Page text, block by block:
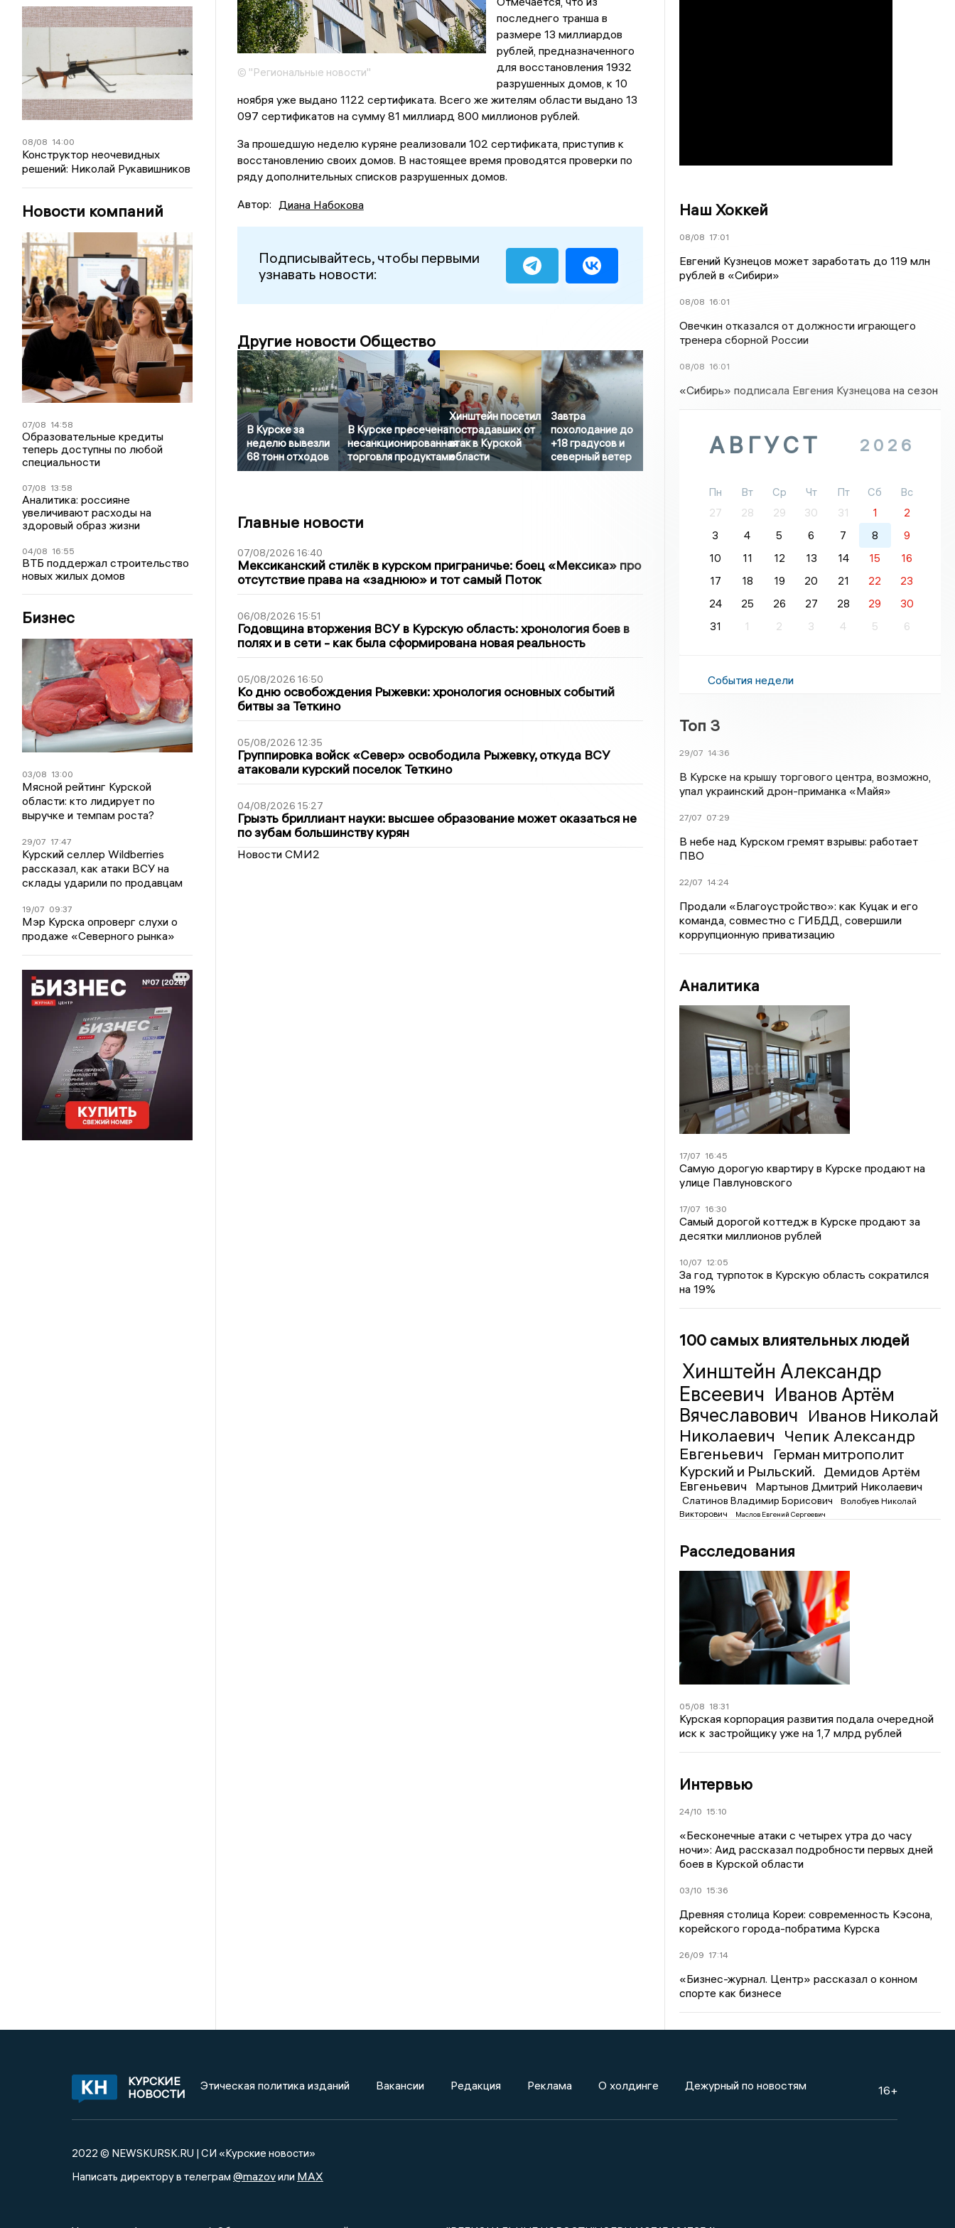
08/08 14:00
Конструктор неочевидных
решений: Николай Рукавишников
Новости компаний
07/08 14:58
Образовательные кредиты
теперь доступны по любой
специальности
07/08 13:58
Аналитика: россияне
увеличивают расходы на
здоровый образ жизни
04/08 16:55
ВТБ поддержал строительство
новых жилых домов
Бизнес
03/08 13:00
Мясной рейтинг Курской
области: кто лидирует по
выручке и темпам роста?
29/07 17:47
Курский селлер Wildberries
рассказал, как атаки ВСУ на
склады ударили по продавцам
19/07 09:37
Мэр Курска опроверг слухи о
продаже «Северного рынка»
© "Региональные новости"
последнего транша в
размере 13 миллиардов
рублей, предназначенного
для восстановления 1932
разрушенных домов, к 10
ноября уже выдано 1122 сертификата. Всего же жителям области выдано 13
097 сертификатов на сумму 81 миллиард 800 миллионов рублей.
За прошедшую неделю куряне реализовали 102 сертификата, приступив к
восстановлению своих домов. В настоящее время проводятся проверки по
ряду дополнительных списков разрушенных домов.
Автор: Диана Набокова
Подписывайтесь, чтобы первыми
узнавать новости:
Другие новости Общество
В Курске за
неделю вывезли
68 тонн отходов
В Курске пресечена
несанкционированная
торговля продуктами
Хинштейн посетил
пострадавших от
атак в Курской
области
Завтра
похолодание до
+18 градусов и
северный ветер
Главные новости
07/08/2026 16:40
Мексиканский стилёк в курском приграничье: боец «Мексика» про
отсутствие права на «заднюю» и тот самый Поток
06/08/2026 15:51
Годовщина вторжения ВСУ в Курскую область: хронология боев в
полях и в сети - как была сформирована новая реальность
05/08/2026 16:50
Ко дню освобождения Рыжевки: хронология основных событий
битвы за Теткино
05/08/2026 12:35
Группировка войск «Север» освободила Рыжевку, откуда ВСУ
атаковали курский поселок Теткино
04/08/2026 15:27
Грызть бриллиант науки: высшее образование может оказаться не
по зубам большинству курян
Новости СМИ2
Наш Хоккей
08/08 17:01
Евгений Кузнецов может заработать до 119 млн
рублей в «Сибири»
08/08 16:01
Овечкин отказался от должности играющего
тренера сборной России
08/08 16:01
«Сибирь» подписала Евгения Кузнецова на сезон
АВГУСТ 2026
Пн Вт Ср Чт Пт Сб
Вс
27
28 29 30 31 1
2
3
4 5 6 7 8
9
10
11 12 13 14 15
16
17
18 19 20 21 22
23
24
25 26 27 28 29
30
31
1 2 3 4 5 6
События недели
Топ 3
29/07 14:36
В Курске на крышу торгового центра, возможно,
упал украинский дрон-приманка «Майя»
27/07 07:29
В небе над Курском гремят взрывы: работает
ПВО
22/07 14:24
Продали «Благоустройство»: как Куцак и его
команда, совместно с ГИБДД, совершили
коррупционную приватизацию
Аналитика
17/07 16:45
Самую дорогую квартиру в Курске продают на
улице Павлуновского
17/07 16:30
Самый дорогой коттедж в Курске продают за
десятки миллионов рублей
10/07 12:05
За год турпоток в Курскую область сократился
на 19%
100 самых влиятельных людей
Хинштейн Александр
Евсеевич Иванов Артём
Вячеславович Иванов Николай
Николаевич Чепик Александр
Евгеньевич
Герман митрополит
Курский и Рыльский.
Демидов Артём
Евгеньевич
Мартынов Дмитрий Николаевич
Слатинов Владимир Борисович
Волобуев Николай
Викторович
Маслов Евгений Сергеевич
Расследования
05/08 18:31
Курская корпорация развития подала очередной
иск к застройщику уже на 1,7 млрд рублей
Интервью
24/10 15:10
«Бесконечные атаки с четырех утра до часу
ночи»: Аид рассказал подробности первых дней
боев в Курской области
03/10 15:36
Древняя столица Кореи: современность Кэсона,
корейского города-побратима Курска
26/09 17:14
«Бизнес-журнал. Центр» рассказал о конном
спорте как бизнесе
КУРСКИЕ
НОВОСТИ
Этическая политика изданий Вакансии Редакция Реклама О холдинге Дежурный по новостям 16+
2022 © NEWSKURSK.RU | СИ «Курские новости»
Написать директору в телеграм @mazovили MAX